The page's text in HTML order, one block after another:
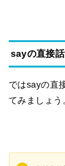
sayの直接
ではsayの直
てみましょう